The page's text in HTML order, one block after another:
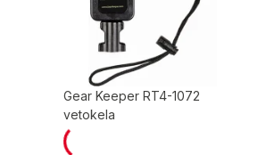
Gear Keeper RT4-1072
vetokela